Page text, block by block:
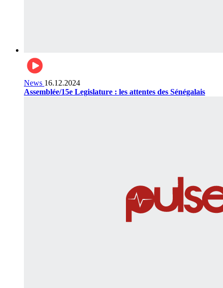
News 16.12.2024
Assemblée/15e Legislature : les attentes des Sénégalais